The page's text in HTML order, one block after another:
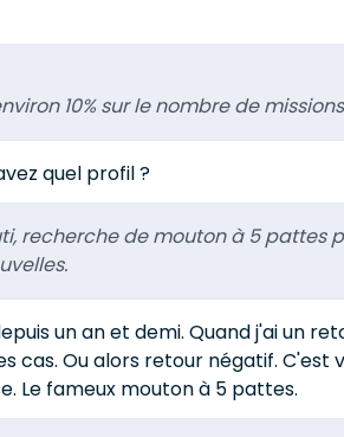
10% sur le nombre de
quel profil ?
recherche de mouton à 5
un an et demi. Quand j'ai un
cas. Ou alors retour négatif.
Le fameux mouton à 5 pattes.